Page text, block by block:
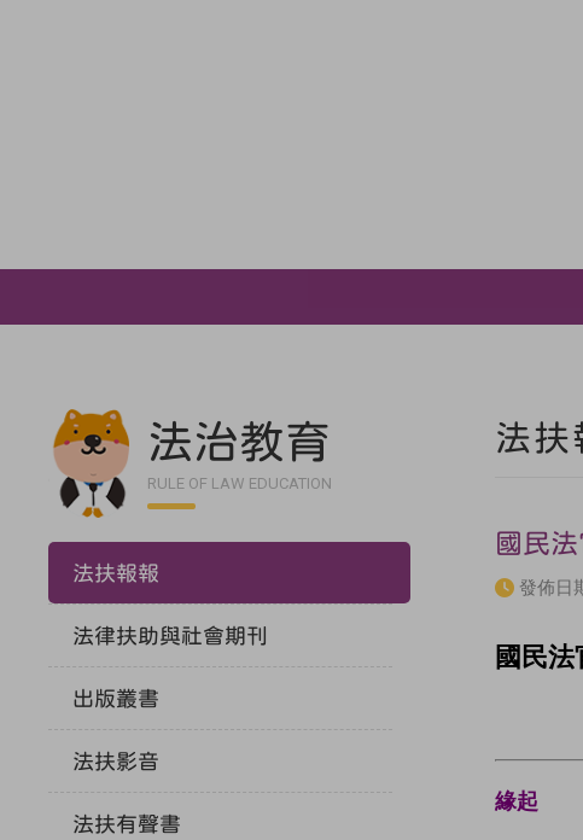
法治教育
RULE OF LAW EDUCATION
法扶報報
法律扶助與社會期刊
出版叢書
法扶影音
法扶有聲書
法扶
國民
發佈日
國民
緣起